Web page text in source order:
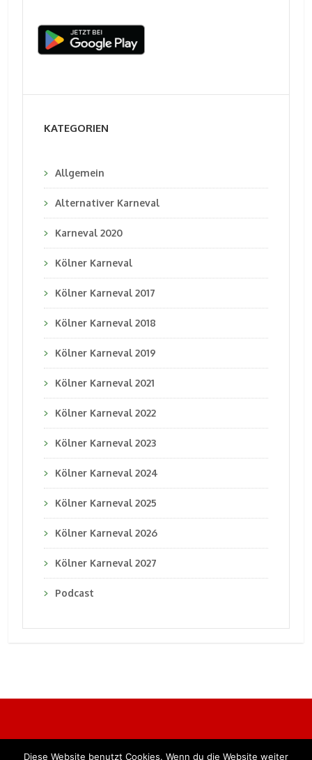
KATEGORIEN
Allgemein
Alternativer Karneval
Karneval 2020
Kölner Karneval
Kölner Karneval 2017
Kölner Karneval 2018
Kölner Karneval 2019
Kölner Karneval 2021
Kölner Karneval 2022
Kölner Karneval 2023
Kölner Karneval 2024
Kölner Karneval 2025
Kölner Karneval 2026
Kölner Karneval 2027
Podcast
Diese Website benutzt Cookies. Wenn du die Website weiter